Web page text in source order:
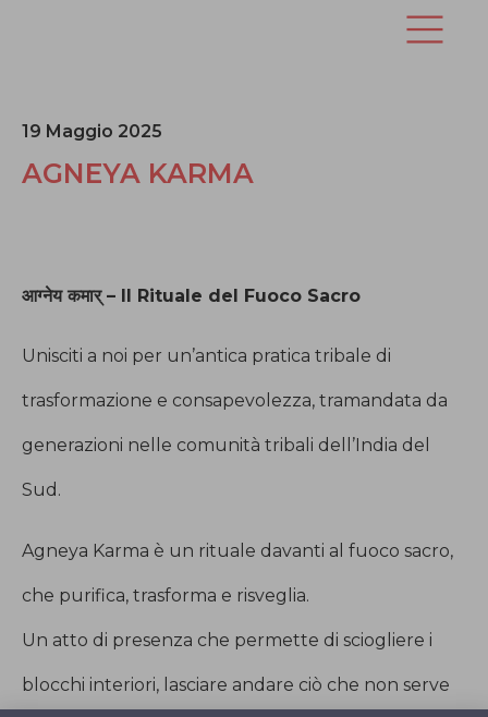
19 Maggio 2025
AGNEYA KARMA
आग्नेय कमार् – Il Rituale del Fuoco Sacro
Unisciti a noi per un’antica pratica tribale di
trasformazione e consapevolezza, tramandata da
generazioni nelle comunità tribali dell’India del
Sud.
Agneya Karma è un rituale davanti al fuoco sacro,
che purifica, trasforma e risveglia.
Un atto di presenza che permette di sciogliere i
blocchi interiori, lasciare andare ciò che non serve